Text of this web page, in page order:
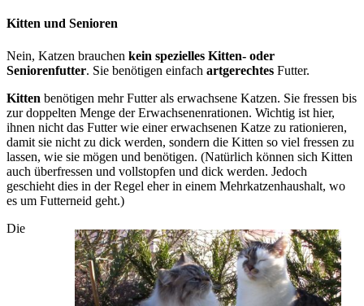
Kitten und Senioren
Nein, Katzen brauchen kein spezielles Kitten- oder
Seniorenfutter. Sie benötigen einfach artgerechtes Futter.
Kitten benötigen mehr Futter als erwachsene Katzen. Sie fressen bis
zur doppelten Menge der Erwachsenenrationen. Wichtig ist hier,
ihnen nicht das Futter wie einer erwachsenen Katze zu rationieren,
damit sie nicht zu dick werden, sondern die Kitten so viel fressen zu
lassen, wie sie mögen und benötigen. (Natürlich können sich Kitten
auch überfressen und vollstopfen und dick werden. Jedoch
geschieht dies in der Regel eher in einem Mehrkatzenhaushalt, wo
es um Futterneid geht.)
Die